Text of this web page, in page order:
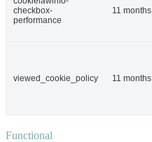
checkbox-
performance
11 months
viewed_cookie_policy 11 months
Functional